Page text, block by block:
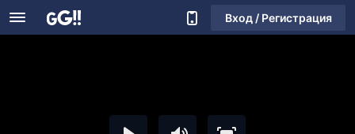
Вход / Регистрация